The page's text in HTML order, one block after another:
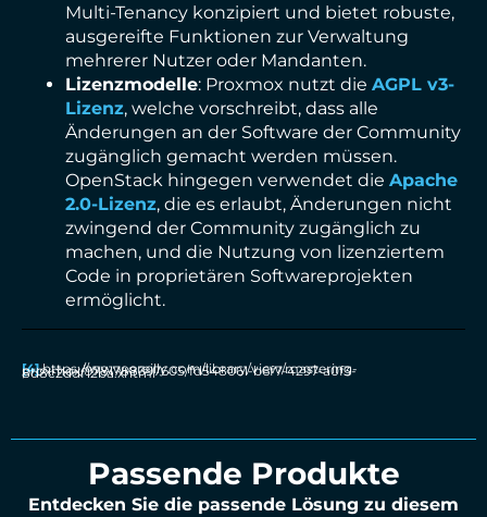
Multi-Tenancy konzipiert und bietet robuste,
ausgereifte Funktionen zur Verwaltung
mehrerer Nutzer oder Mandanten.
Lizenzmodelle: Proxmox nutzt die AGPL v3-
Lizenz, welche vorschreibt, dass alle
Änderungen an der Software der Community
zugänglich gemacht werden müssen.
OpenStack hingegen verwendet die Apache
2.0-Lizenz, die es erlaubt, Änderungen nicht
zwingend der Community zugänglich zu
machen, und die Nutzung von lizenziertem
Code in proprietären Softwareprojekten
ermöglicht.
[4]
https://www.oreilly.com/library/view/mastering-proxmox/9781788397605/fd548061-b6f7-4297-a0f3-8d8c2ddf12ba.xhtml
Passende Produkte
Entdecken Sie die passende Lösung zu diesem